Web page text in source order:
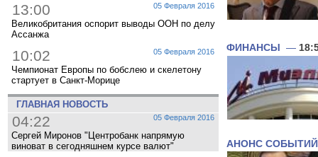
05 Февраля 2016
13:00
Великобритания оспорит выводы ООН по делу
Ассанжа
05 Февраля 2016
10:02
Чемпионат Европы по бобслею и скелетону
стартует в Санкт-Морице
ГЛАВНАЯ НОВОСТЬ
05 Февраля 2016
04:22
Сергей Миронов "Центробанк напрямую
виноват в сегодняшнем курсе валют"
ФИНАНСЫ —
АНОНС СОБЫТИЙ